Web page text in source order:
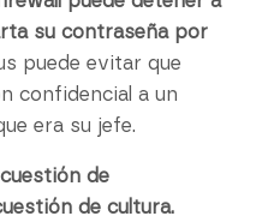
su contraseña por
puede evitar que
confidencial a un
era su jefe.
de
de cultura.